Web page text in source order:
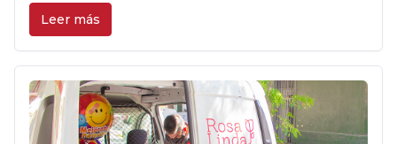
tener en nuestras vidas.
Leer más